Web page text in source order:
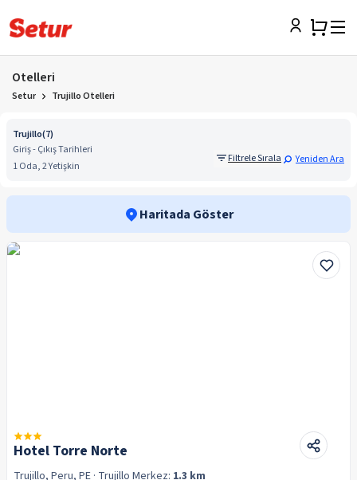
Otelleri
Setur Trujillo Otelleri
Trujillo(7)
Giriş - Çıkış Tarihleri
1 Oda, 2 Yetişkin
Filtrele Sırala Yeniden Ara
Haritada Göster
Hotel Torre Norte
Trujillo, Peru, PE · Trujillo Merkez: 1.3 km